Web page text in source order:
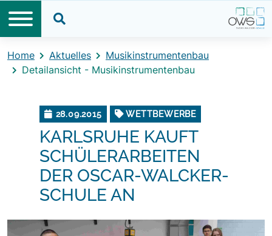
Home Aktuelles
Musikinstrumentenbau
Detailansicht - Musikinstrumentenbau
28.09.2015 WETTBEWERBE
KARLSRUHE KAUFT
SCHÜLERARBEITEN
DER OSCAR-WALCKER-
SCHULE AN